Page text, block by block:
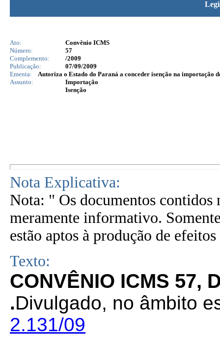
Ato:
Convênio ICMS
Número:
57
Complemento:
/2009
Publicação:
07/09/2009
Ementa:
Autoriza o Estado do Paraná a conceder isenção na importação
Assunto:
Importação
Isenção
Nota Explicativa:
Nota: " Os documentos contidos
meramente informativo.
estão aptos à produção de
Texto:
CONVÊNIO ICMS 57,
.Divulgado, no âmbito
2.131/09